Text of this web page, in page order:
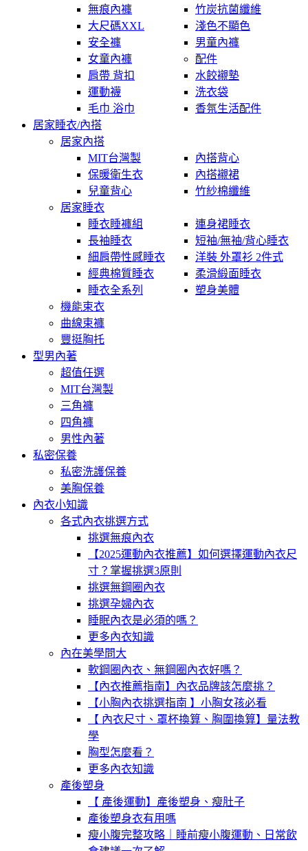
無痕內褲
竹炭抗菌纖維
大尺碼XXL
淺色不顯色
安全褲
男童內褲
女童內褲
配件
肩帶 背扣
水餃襯墊
運動襪
洗衣袋
毛巾 浴巾
香氛生活配件
居家睡衣/內搭
居家內搭
MIT台灣製
內搭背心
保暖衛生衣
內搭襯裙
兒童背心
竹紗棉纖維
居家睡衣
睡衣睡褲組
連身裙睡衣
長袖睡衣
短袖/無袖/背心睡衣
細肩帶性感睡衣
洋裝 外罩衫 2件式
經典棉質睡衣
柔滑緞面睡衣
睡衣全系列
塑身美體
機能束衣
曲線束褲
豐挺胸托
型男內著
超值任選
MIT台灣製
三角褲
四角褲
男性內著
私密保養
私密洗護保養
美胸保養
內衣小知識
各式內衣挑選方式
挑選無痕內衣
【2025運動內衣推薦】如何選擇運動內衣尺
寸？掌握挑選3原則
挑選無鋼圈內衣
挑選孕婦內衣
睡眠內衣是必須的嗎？
更多內衣知識
內在美學問大
軟鋼圈內衣、無鋼圈內衣好嗎？
【內衣推薦指南】內衣品牌該怎麼挑？
【小胸內衣挑選指南 】小胸女孩必看
【 內衣尺寸、罩杯換算、胸圍換算】量法教
學
胸型怎麼看？
更多內衣知識
產後塑身
【 產後運動】產後塑身、瘦肚子
產後塑身衣有用嗎
瘦小腹完整攻略｜睡前瘦小腹運動、日常飲